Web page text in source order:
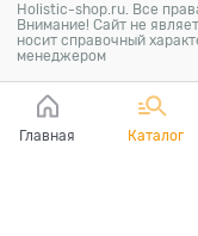
Holistic-shop.ru. Все
Внимание! Сайт не
носит справочный
менеджером
Главная Каталог